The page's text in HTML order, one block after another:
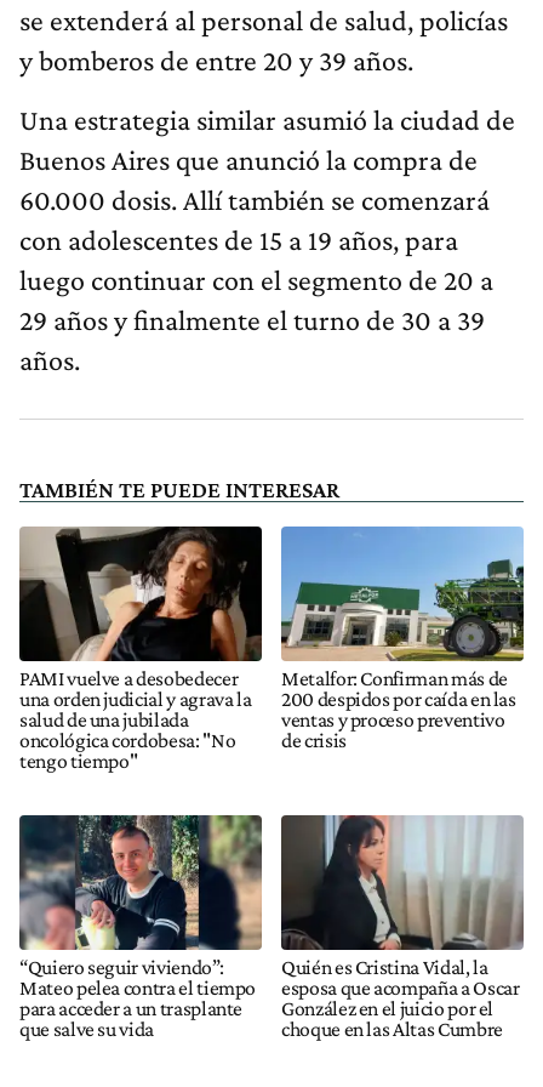
se extenderá al personal de salud, policías
y bomberos de entre 20 y 39 años.
Una estrategia similar asumió la ciudad de
Buenos Aires que anunció la compra de
60.000 dosis. Allí también se comenzará
con adolescentes de 15 a 19 años, para
luego continuar con el segmento de 20 a
29 años y finalmente el turno de 30 a 39
años.
TAMBIÉN TE PUEDE INTERESAR
PAMI vuelve a desobedecer
una orden judicial y agrava la
salud de una jubilada
oncológica cordobesa: "No
tengo tiempo"
Metalfor: Confirman más de
200 despidos por caída en las
ventas y proceso preventivo
de crisis
“Quiero seguir viviendo”:
Mateo pelea contra el tiempo
para acceder a un trasplante
que salve su vida
Quién es Cristina Vidal, la
esposa que acompaña a Oscar
González en el juicio por el
choque en las Altas Cumbre